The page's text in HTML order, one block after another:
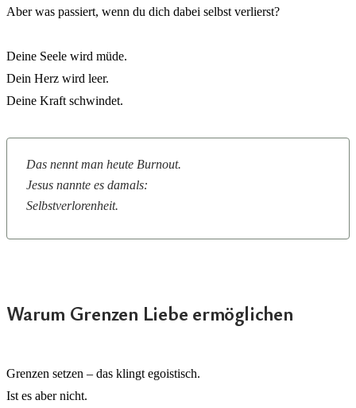
Aber was passiert, wenn du dich dabei selbst verlierst?
Deine Seele wird müde.
Dein Herz wird leer.
Deine Kraft schwindet.
Das nennt man heute Burnout.
Jesus nannte es damals:
Selbstverlorenheit.
Warum Grenzen Liebe ermöglichen
Grenzen setzen – das klingt egoistisch.
Ist es aber nicht.